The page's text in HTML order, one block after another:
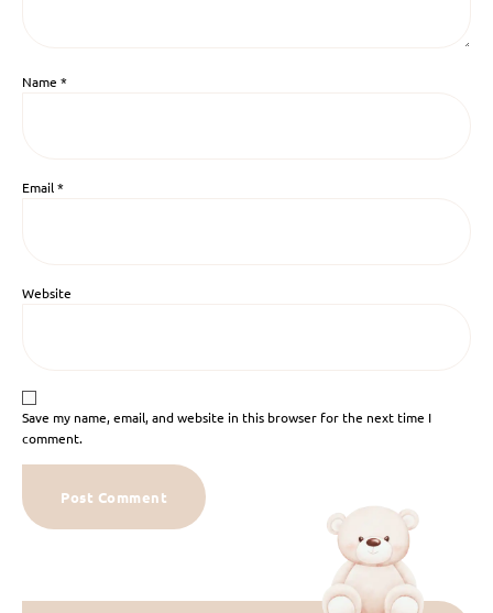
Name *
Email*
Website
Save my name, email, and website in this browser for the next time I
comment.